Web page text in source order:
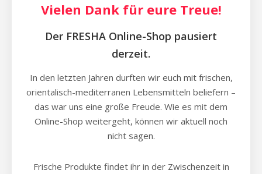
Vielen Dank für eure Treue!
Der FRESHA Online-Shop pausiert
derzeit.
In den letzten Jahren durften wir euch mit frischen,
orientalisch-mediterranen Lebensmitteln beliefern –
das war uns eine große Freude. Wie es mit dem
Online-Shop weitergeht, können wir aktuell noch
nicht sagen.
Frische Produkte findet ihr in der Zwischenzeit in